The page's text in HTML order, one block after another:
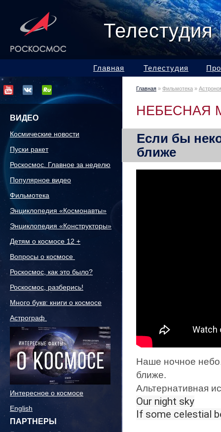
Главная Телестудия
ВИДЕО
Космические новости
Пуски ракет
Роскосмос. Главное за неделю
Популярное видео
Фильмотека
Энциклопедия «Космонавты»
Энциклопедия «Конструкторы»
Детям о космосе 12 +
Вопросы о космосе
Роскосмос, как это было?
Роскосмос, разберись!
Много букв: книги о космосе
Астрограф
Интересное о космосе
English
ПАРТНЕРЫ
Главная » Фильмотека »
НЕБЕСНАЯ
Если бы
ближе
Наше ночное
ближе.
Альтернативная
Our night sky
If some celestial